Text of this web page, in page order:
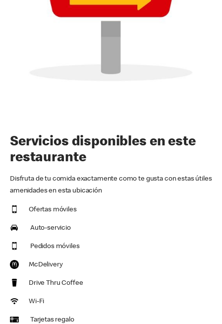
Servicios disponibles en este
restaurante
Disfruta de tu comida exactamente como te gusta con estas útiles
amenidades en esta ubicación
Ofertas móviles
Auto-servicio
Pedidos móviles
McDelivery
Drive Thru Coffee
Wi-Fi
Tarjetas regalo